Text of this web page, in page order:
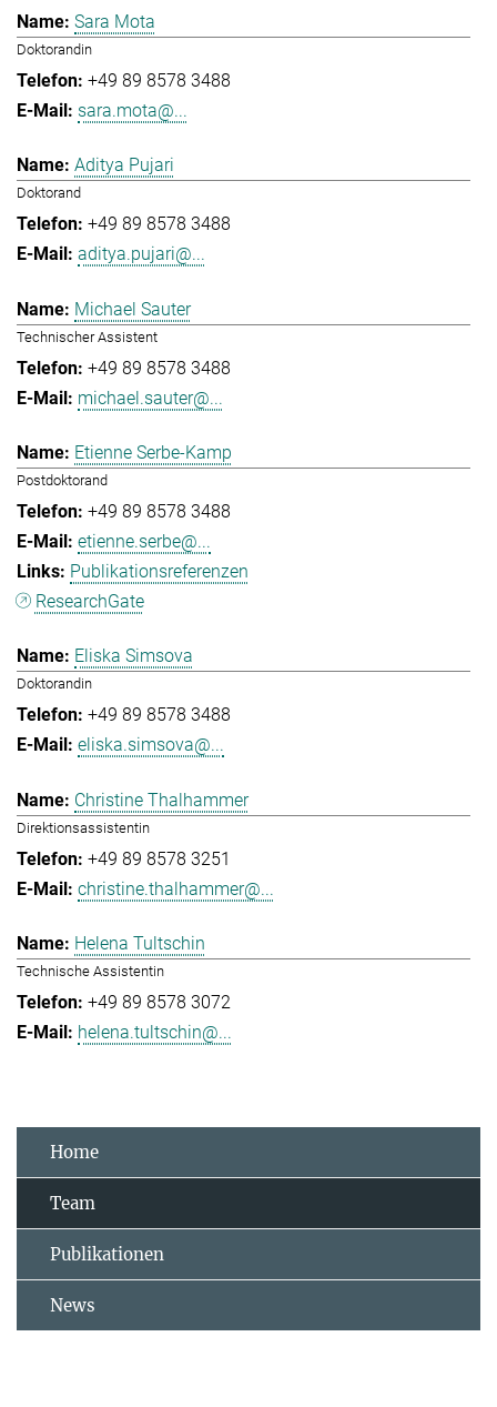
Sara Mota
Doktorandin
+49 89 8578 3488
sara.mota@...
Aditya Pujari
Doktorand
+49 89 8578 3488
aditya.pujari@...
Michael Sauter
Technischer Assistent
+49 89 8578 3488
michael.sauter@...
Etienne Serbe-Kamp
Postdoktorand
+49 89 8578 3488
etienne.serbe@...
Publikationsreferenzen
ResearchGate
Eliska Simsova
Doktorandin
+49 89 8578 3488
eliska.simsova@...
Christine Thalhammer
Direktionsassistentin
+49 89 8578 3251
christine.thalhammer@...
Helena Tultschin
Technische Assistentin
+49 89 8578 3072
helena.tultschin@...
Home
Team
Publikationen
News